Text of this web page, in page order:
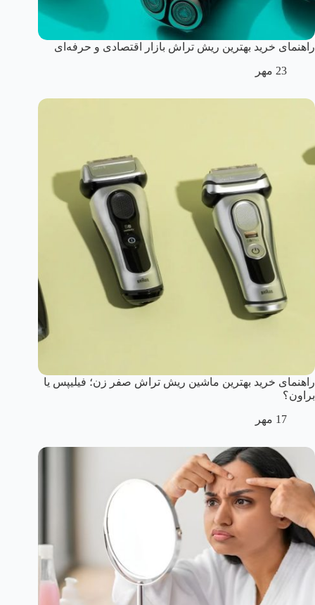
راهنمای خرید بهترین ریش تراش بازار اقتصادی و حرفه‌ای
23 مهر
راهنمای خرید بهترین ماشین ریش تراش صفر زن؛ فیلیپس یا
براون؟
17 مهر